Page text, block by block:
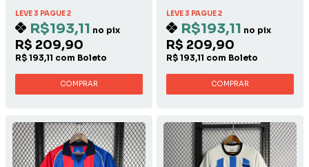
LEVE 3 PAGUE 2
R$193,11 no pix
R$ 209,90
R$ 193,11 com Boleto
COMPRAR
LEVE 3 PAGUE 2
R$193,11 no pix
R$ 209,90
R$ 193,11 com Boleto
COMPRAR